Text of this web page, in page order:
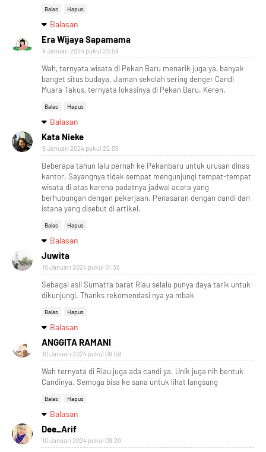
Balas Hapus
Balasan
Era Wijaya Sapamama
9 Januari 2024 pukul 20.59
Wah, ternyata wisata di Pekan Baru menarik juga ya, banyak
banget situs budaya. Jaman sekolah sering denger Candi
Muara Takus, ternyata lokasinya di Pekan Baru. Keren.
Balas Hapus
Balasan
Kata Nieke
9 Januari 2024 pukul 22.05
Beberapa tahun lalu pernah ke Pekanbaru untuk urusan dinas
kantor. Sayangnya tidak sempat mengunjungi tempat-tempat
wisata di atas karena padatnya jadwal acara yang
berhubungan dengan pekerjaan. Penasaran dengan candi dan
istana yang disebut di artikel.
Balas Hapus
Balasan
Juwita
10 Januari 2024 pukul 01.38
Sebagai asli Sumatra barat Riau selalu punya daya tarik untuk
dikunjungi. Thanks rekomendasi nya ya mbak
Balas Hapus
Balasan
ANGGITA RAMANI
10 Januari 2024 pukul 08.59
Wah ternyata di Riau juga ada candi ya. Unik juga nih bentuk
Candinya. Semoga bisa ke sana untuk lihat langsung
Balas Hapus
Balasan
Dee_Arif
10 Januari 2024 pukul 09.20